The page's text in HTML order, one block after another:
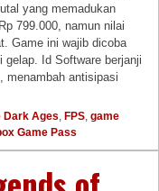
yang memadukan
799.000, namun nilai
Game ini wajib dicoba
gelap. Id Software berjanji
menambah antisipasi
Dark Ages FPS game
Game Pass